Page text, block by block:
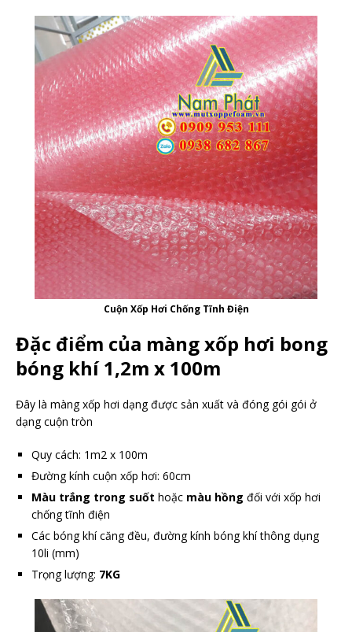
Cuộn Xốp Hơi Chống Tĩnh Điện
Đặc điểm của màng xốp hơi bong
bóng khí 1,2m x 100m
Đây là màng xốp hơi dạng được sản xuất và đóng gói gói ở
dạng cuộn tròn
Quy cách: 1m2 x 100m
Đường kính cuộn xốp hơi: 60cm
Màu trắng trong suốt hoặc màu hồng đối với xốp hơi
chống tĩnh điện
Các bóng khí căng đều, đường kính bóng khí thông dụng
10li (mm)
Trọng lượng: 7KG